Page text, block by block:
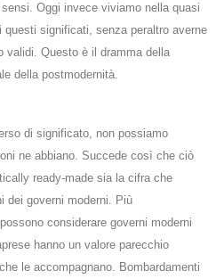
Oggi invece viviamo nella quasi
questi significati, senza peraltro averne
validi. Questo è il dramma della
della postmodernità.
di significato, non possiamo
ne abbiano. Succede così che ciò
ready-made sia la cifra che
dei governi moderni. Più
considerare governi moderni
hanno un valore parecchio
le accompagnano. Bombardamenti